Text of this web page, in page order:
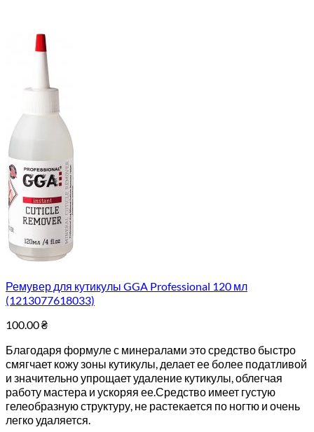
Ремувер для кутикулы GGA Professional 120 мл
(1213077618033)
100.00₴
Благодаря формуле с минералами это средство быстро
смягчает кожу зоны кутикулы, делает ее более податливой
и значительно упрощает удаление кутикулы, облегчая
работу мастера и ускоряя ее.Средство имеет густую
гелеобразную структуру, не растекается по ногтю и очень
легко удаляется.